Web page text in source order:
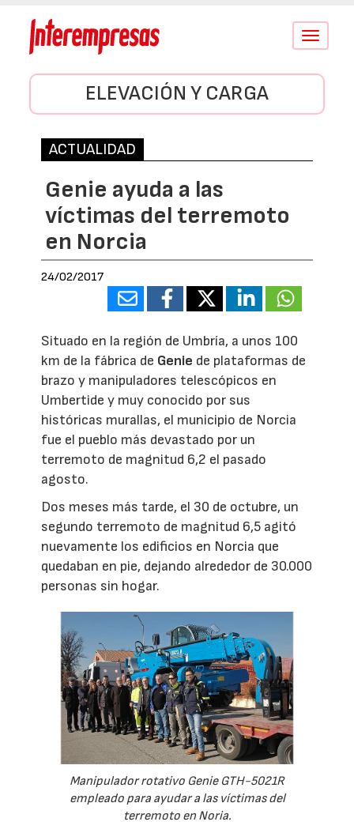
Conmutar
ELEVACIÓN Y CARGA
ACTUALIDAD
Genie ayuda a las
víctimas del terremoto
en Norcia
24/02/2017
Situado en la región de Umbría, a unos 100
km de la fábrica de Genie de plataformas de
brazo y manipuladores telescópicos en
Umbertide y muy conocido por sus
históricas murallas, el municipio de Norcia
fue el pueblo más devastado por un
terremoto de magnitud 6,2 el pasado
agosto.
Dos meses más tarde, el 30 de octubre, un
segundo terremoto de magnitud 6,5 agitó
nuevamente los edificios en Norcia que
quedaban en pie, dejando alrededor de 30.000
personas sin hogar.
Manipulador rotativo Genie GTH-5021R
empleado para ayudar a las víctimas del
terremoto en Noria.